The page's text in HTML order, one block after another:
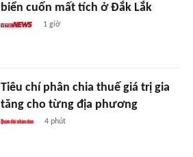
biển cuốn mất tích ở Đắk Lắk
1 giờ
Tiêu chí phân chia thuế giá trị gia
tăng cho từng địa phương
4 phút